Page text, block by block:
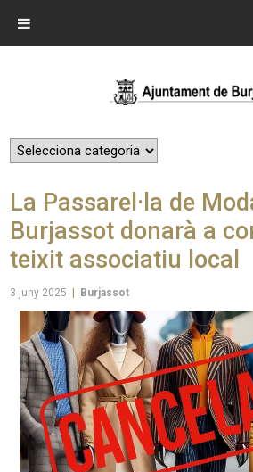
La Passarel·la de
Burjassot donarà a
teixit associatiu local
3 juny 2025 Burjassot